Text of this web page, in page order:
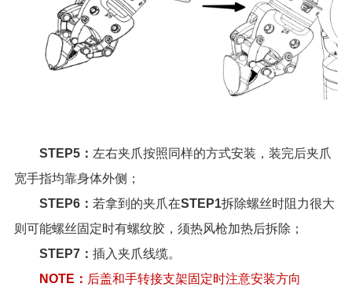
STEP5： 左右夹爪按照同样的方式安装，装完后夹爪
宽手指均靠身体外侧；
STEP6： 若拿到的夹爪在STEP1拆除螺丝时阻力很大
则可能螺丝固定时有螺纹胶，须热风枪加热后拆除；
STEP7： 插入夹爪线缆。
NOTE： 后盖和手转接支架固定时注意安装方向